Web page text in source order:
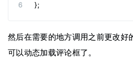
};
然后在需要的地方调用之前更改
可以动态加载评论框了。